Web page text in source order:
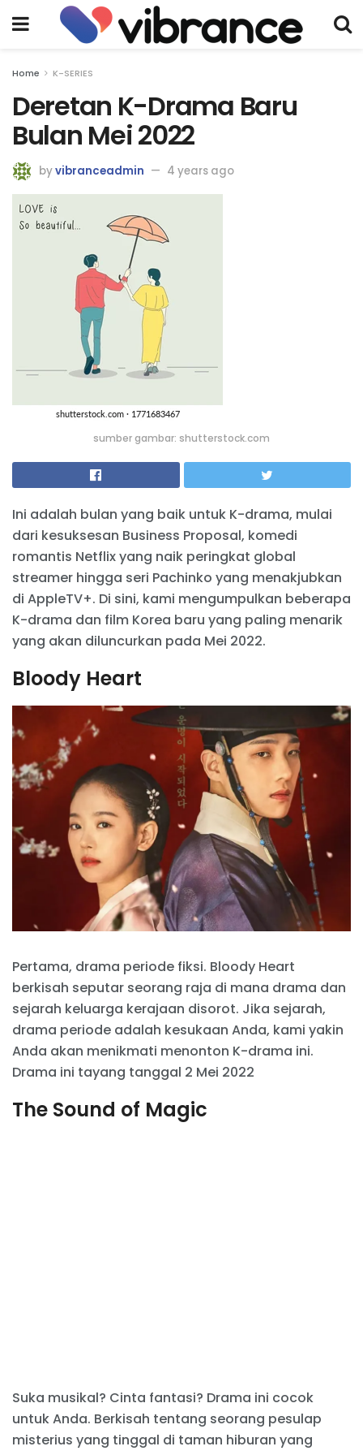
Home K-SERIES
Deretan K-Drama Baru
Bulan Mei 2022
byvibranceadmin 4 years ago
sumber gambar: shutterstock.com
Ini adalah bulan yang baik untuk K-drama, mulai
dari kesuksesan Business Proposal, komedi
romantis Netflix yang naik peringkat global
streamer hingga seri Pachinko yang menakjubkan
di AppleTV+. Di sini, kami mengumpulkan beberapa
K-drama dan film Korea baru yang paling menarik
yang akan diluncurkan pada Mei 2022.
Bloody Heart
Pertama, drama periode fiksi. Bloody Heart
berkisah seputar seorang raja di mana drama dan
sejarah keluarga kerajaan disorot. Jika sejarah,
drama periode adalah kesukaan Anda, kami yakin
Anda akan menikmati menonton K-drama ini.
Drama ini tayang tanggal 2 Mei 2022
The Sound of Magic
Suka musikal? Cinta fantasi? Drama ini cocok
untuk Anda. Berkisah tentang seorang pesulap
misterius yang tinggal di taman hiburan yang